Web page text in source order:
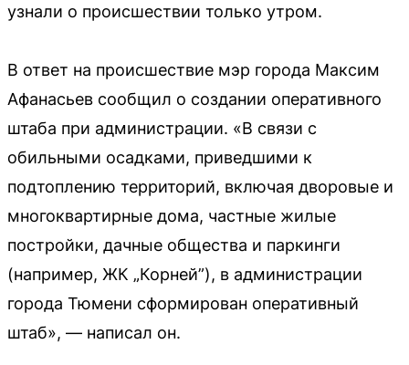
узнали о происшествии только утром.
В ответ на происшествие мэр города Максим
Афанасьев сообщил о создании оперативного
штаба при администрации. «В связи с
обильными осадками, приведшими к
подтоплению территорий, включая дворовые и
многоквартирные дома, частные жилые
постройки, дачные общества и паркинги
(например, ЖК „Корней”), в администрации
города Тюмени сформирован оперативный
штаб», — написал он.